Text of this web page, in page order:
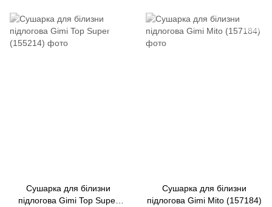
Сушарка для білизни
підлогова Gimi Top Super
Сушарка для білизни
підлогова Gimi Mito (157184)